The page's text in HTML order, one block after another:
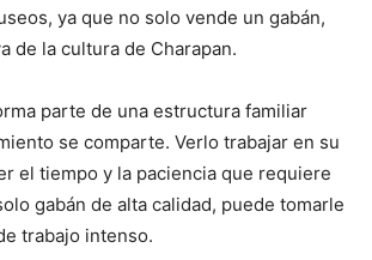
ya que no solo vende un gabán,
de la cultura de Charapan.
parte de una estructura familiar
se comparte. Verlo trabajar en su
el tiempo y la paciencia que requiere
gabán de alta calidad, puede tomarle
trabajo intenso.